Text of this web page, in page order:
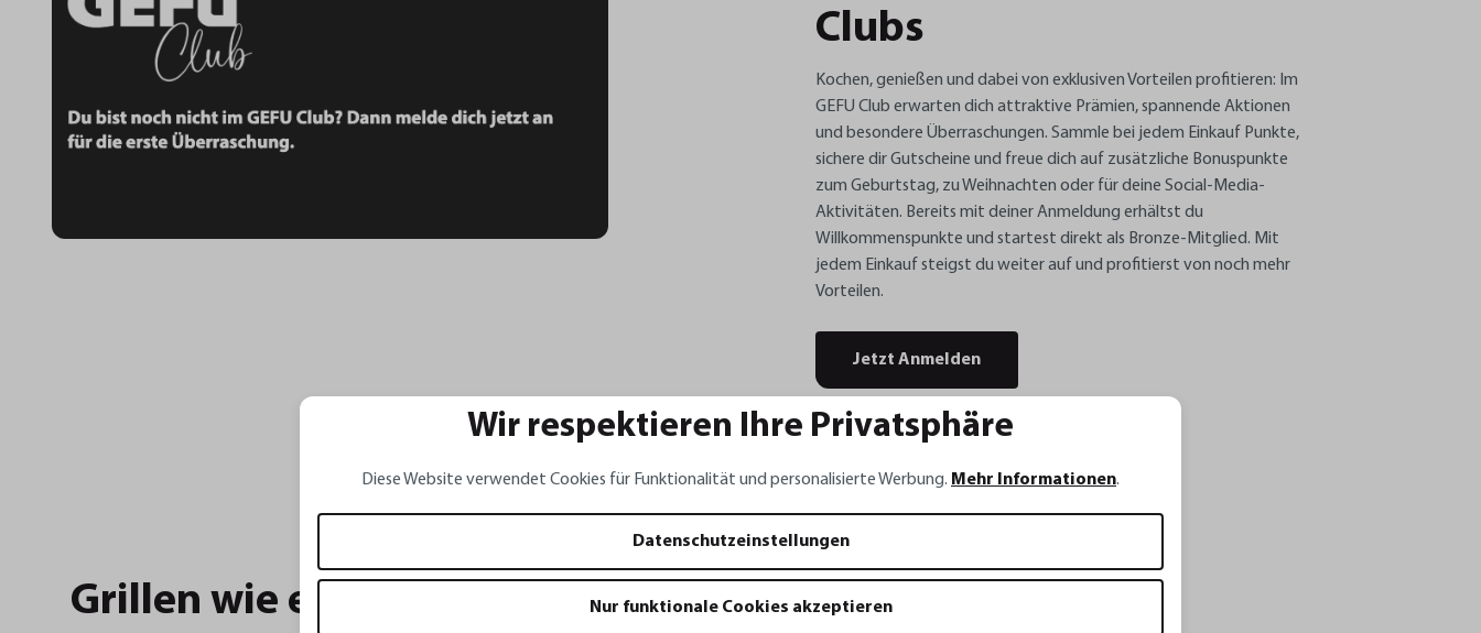
Clubs
Kochen, genießen und dabei von exklusiven Vorteilen profitieren: Im
GEFU Club erwarten dich attraktive Prämien, spannende Aktionen
und besondere Überraschungen. Sammle bei jedem Einkauf Punkte,
sichere dir Gutscheine und freue dich auf zusätzliche Bonuspunkte
zum Geburtstag, zu Weihnachten oder für deine Social-Media-
Aktivitäten. Bereits mit deiner Anmeldung erhältst du
Willkommenspunkte und startest direkt als Bronze-Mitglied. Mit
jedem Einkauf steigst du weiter auf und profitierst von noch mehr
Vorteilen.
Jetzt Anmelden
Grillen wie ein Weltmeister
Wir respektieren Ihre Privatsphäre
Diese Website verwendet Cookies für Funktionalität und personalisierte Werbung. Mehr Informationen.
Datenschutzeinstellungen
Nur funktionale Cookies akzeptieren